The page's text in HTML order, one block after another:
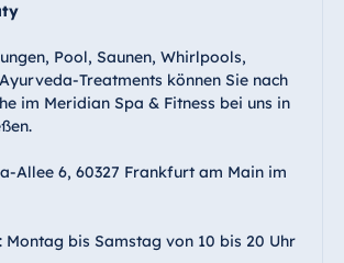
Pool, Saunen, Whirlpools,
Treatments können Sie nach
im Meridian Spa & Fitness bei uns in
Allee 6, 60327 Frankfurt am Main im
Montag bis Samstag von 10 bis 20 Uhr